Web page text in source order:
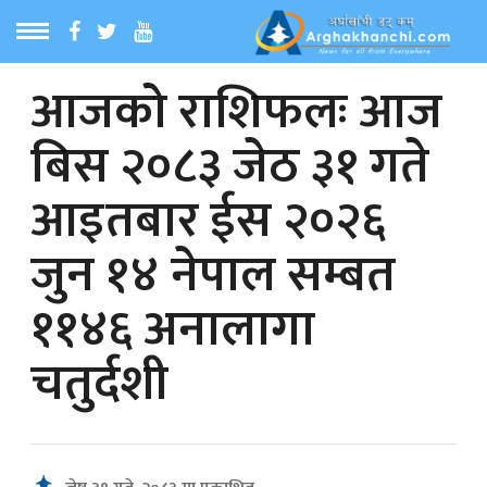
MENU
समाचार
समाचार
आजको राशिफलः आज
बिस २०८३ जेठ ३१ गते
आइतबार ईस २०२६
जुन १४ नेपाल सम्बत
११४६ अनालागा
चतुर्दशी